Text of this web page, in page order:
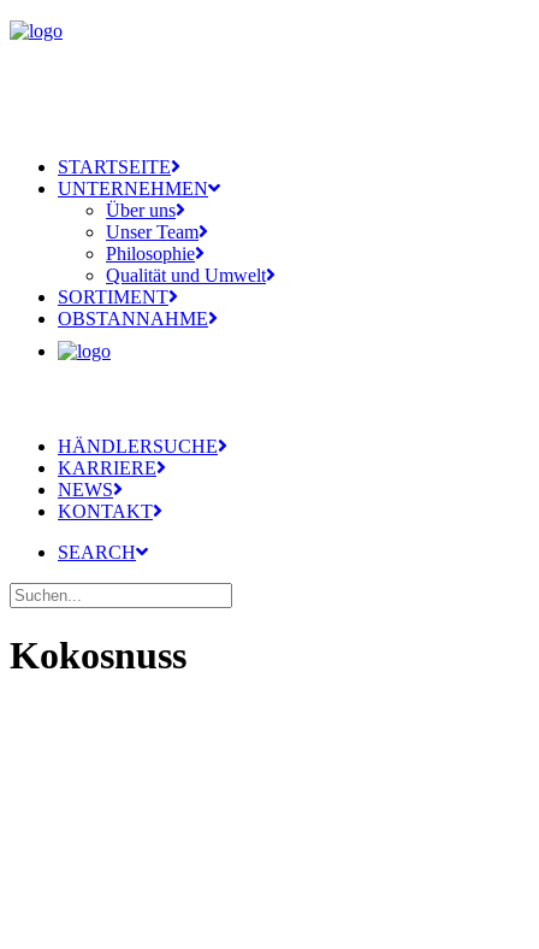
STARTSEITE
UNTERNEHMEN
Über uns
Unser Team
Philosophie
Qualität und Umwelt
SORTIMENT
OBSTANNAHME
HÄNDLERSUCHE
KARRIERE
NEWS
KONTAKT
SEARCH
Kokosnuss